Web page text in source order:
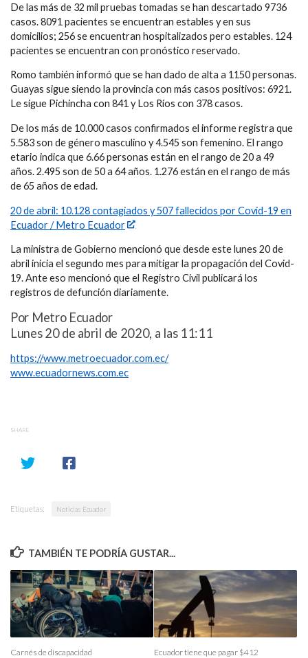
De las más de 32 mil pruebas tomadas se han descartado 9736
casos. 8091 pacientes se encuentran estables y en sus
domicilios; 256 se encuentran hospitalizados pero estables. 124
pacientes se encuentran con pronóstico reservado.
Romo también informó que se han dado de alta a 1150 personas.
Guayas sigue siendo la provincia con más casos positivos: 6921.
Le sigue Pichincha con 841 y Los Ríos con 378 casos.
De los más de 10.000 casos confirmados el informe registra que
5.583 son de género masculino y 4.545 son femenino. El rango
etario indica que 6.66 personas están en el rango de 20 a 49
años. 2.495 son de 50 a 64 años. 1.276 están en el rango de más
de 65 años de edad.
20 de abril: 10.128 contagiados y 507 fallecidos por Covid-19 en
Ecuador / Metro Ecuador
La ministra de Gobierno mencionó que desde este lunes 20 de
abril inicia el segundo mes para mitigar la propagación del Covid-
19. Ante eso mencionó que el Registro Civil publicará los
registros de defunción diariamente.
Por Metro Ecuador
Lunes 20 de abril de 2020, a las 11:11
https://www.metroecuador.com.ec/
www.ecuadornews.com.ec
SHARE
Etiquetas: Noticias Ecuador
TAMBIÉN TE PODRÍA GUSTAR...
Carnés de discapacidad
Ecuador tiene que pagar $412